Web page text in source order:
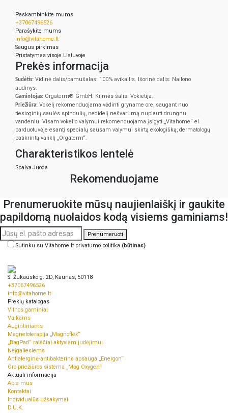
Paskambinkite mums
+37067496526
Parašykite mums
info@vitahome.lt
Saugus pirkimas
Pristatymas visoje Lietuvoje
Prekės informacija
Sudėtis: Vidinė dalis/pamušalas: 100% avikailis. Išorinė dalis: Nailono
audinys.
Gamintojas: Orgaterm® GmbH. Kilmės šalis: Vokietija.
Priežiūra: Vokelį rekomenduojama vėdinti gryname ore, saugant nuo
tiesioginių saulės spindulių, nedidelį nešvarumą nuplauti drungnu
vandeniu. Visam vokelio valymui rekomenduojama įsigyti „Vitahome“ el.
parduotuvėje esantį specialų sausam valymui skirtą ekologišką, dermatologų
patikrintą valiklį „Orgaterm“.
Charakteristikos lentelė
Spalva Juoda
Rekomenduojame
Prenumeruokite mūsų naujienlaiškį ir gaukite
papildomą nuolaidos kodą visiems gaminiams!
Prenumeruoti
Sutinku su Vitahome.lt privatumo politika (būtinas)
S. Žukausko g. 2D, Kaunas, 50118
+37067496526
info@vitahome.lt
Prekių katalogas
Vilnos gaminiai
Vaikams
Augintiniams
Magnetoterapija „Magnoflex“
„BagPad“ raiščiai aktyviam judėjimui
Neįgaliesiems
Antialerginė-antibakterinė apsauga „Energon“
Oro priežiūros sistema „Mag Oxygen“
Aktuali informacija
Apie mus
Kontaktai
Individualūs užsakymai
D.U.K.